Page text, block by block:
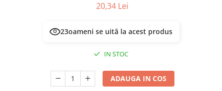
20,34 Lei
23oameni se uită la acest produs
IN STOC
ADAUGA IN COS